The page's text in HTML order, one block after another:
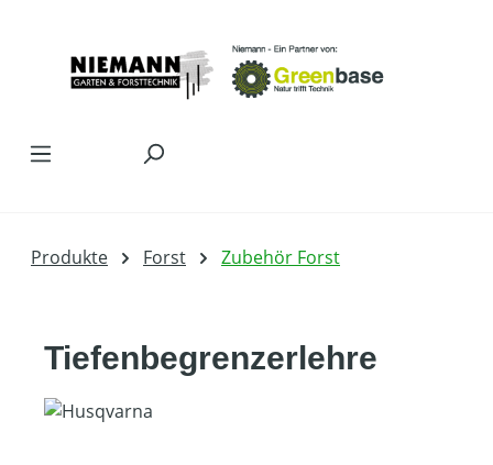
Produkte Forst Zubehör Forst
Tiefenbegrenzerlehre